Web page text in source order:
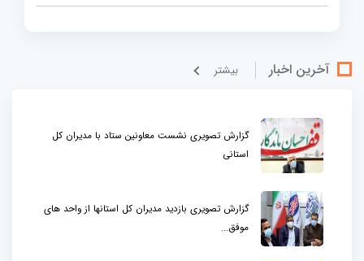
آخرین اخبار بيشتر
گزارش تصویری نشست معاونین ستاد با مدیران کل
استانی
گزارش تصویری بازدید مدیران کل استانها از واحد های
موفق...